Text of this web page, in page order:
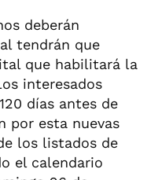
deberán
tendrán que
que habilitará la
interesados
días antes de
por esta nuevas
los listados de
el calendario